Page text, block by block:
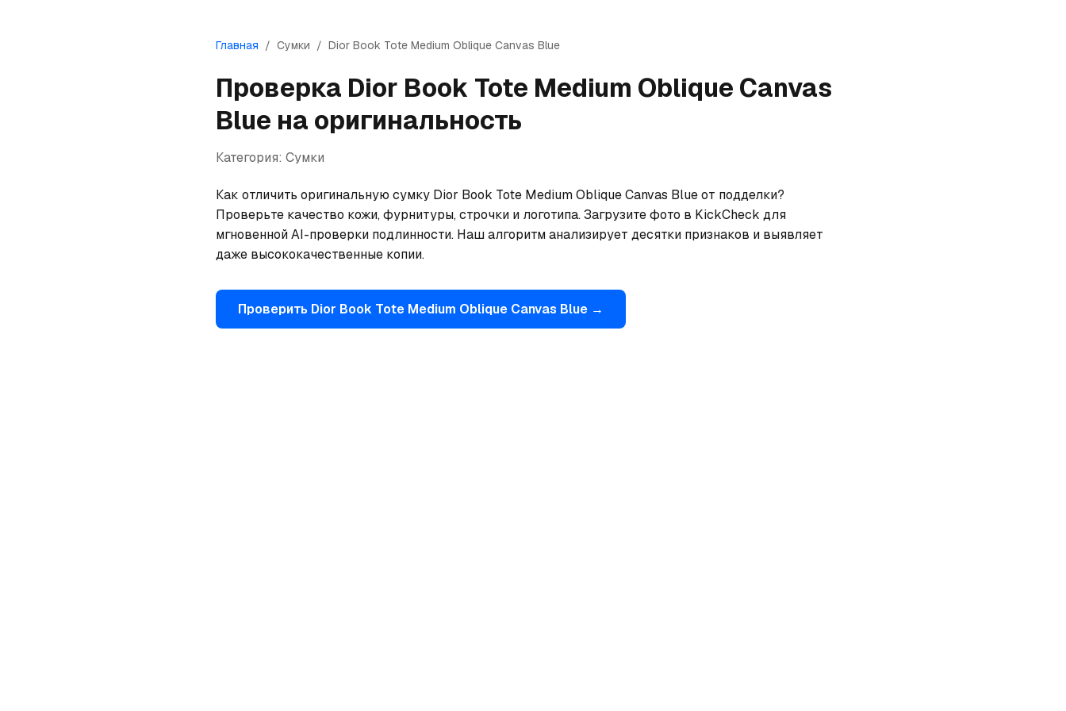
Главная / Сумки / Dior Book Tote Medium Oblique Canvas Blue
Проверка Dior Book Tote Medium Oblique Canvas
Blue на оригинальность
Категория: Сумки
Как отличить оригинальную сумку Dior Book Tote Medium Oblique Canvas Blue от подделки?
Проверьте качество кожи, фурнитуры, строчки и логотипа. Загрузите фото в KickCheck для
мгновенной AI-проверки подлинности. Наш алгоритм анализирует десятки признаков и выявляет
даже высококачественные копии.
Проверить Dior Book Tote Medium Oblique Canvas Blue →